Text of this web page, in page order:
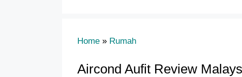
Home » Rumah
Aircond Aufit Review